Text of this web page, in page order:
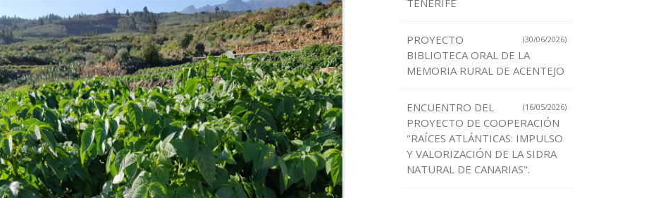
TENERIFE
(30/06/2026)
PROYECTO
BIBLIOTECA ORAL DE LA
MEMORIA RURAL DE ACENTEJO
(16/05/2026)
ENCUENTRO DEL
PROYECTO DE COOPERACIÓN
"RAÍCES ATLÁNTICAS: IMPULSO
Y VALORIZACIÓN DE LA SIDRA
NATURAL DE CANARIAS".